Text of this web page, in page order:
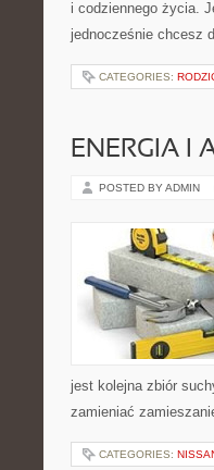
i codziennego życia.
jednocześnie chcesz
CATEGORIES:
ENERGIA I
POSTED BY ADMIN
jest kolejna zbiór
zamieniać
CATEGORIES: